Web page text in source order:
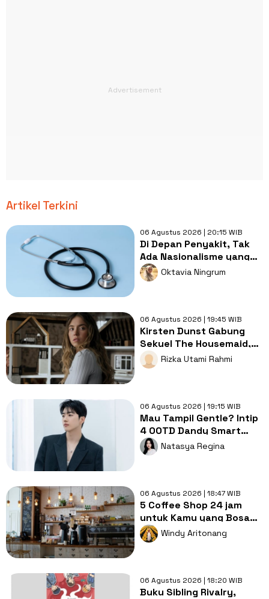
Artikel Terkini
06 Agustus 2026 | 20:15 WIB
Di Depan Penyakit, Tak
Ada Nasionalisme yang
Lebih Penting dari
Kesembuhan
Oktavia Ningrum
06 Agustus 2026 | 19:45 WIB
Kirsten Dunst Gabung
Sekuel The Housemaid,
Intip Sinopsis dan Jadwal
Tayang
Rizka Utami Rahmi
06 Agustus 2026 | 19:15 WIB
Mau Tampil Gentle? Intip
4 OOTD Dandy Smart
Casual ala Kang Hoon
Natasya Regina
06 Agustus 2026 | 18:47 WIB
5 Coffee Shop 24 jam
untuk Kamu yang Bosan
Nugas di Kos
Windy Aritonang
06 Agustus 2026 | 18:20 WIB
Buku Sibling Rivalry,